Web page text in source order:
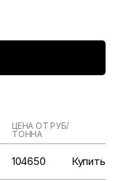
ЦЕНА ОТ РУБ/
ТОННА
104650 Купить